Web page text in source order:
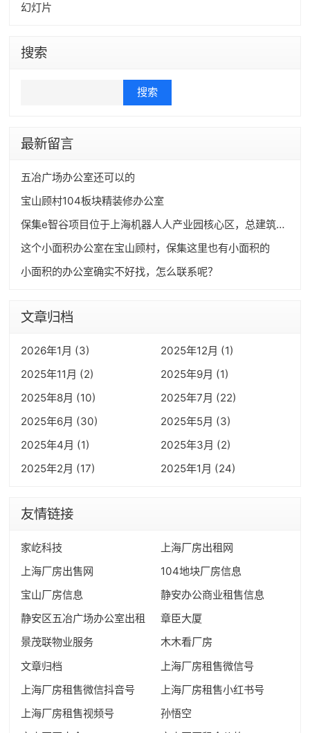
幻灯片
搜索
最新留言
五冶广场办公室还可以的
宝山顾村104板块精装修办公室
保集e智谷项目位于上海机器人人产业园核心区，总建筑面积约30万方，有小面积独栋出售以及小面积精装办公室**。
这个小面积办公室在宝山顾村，保集这里也有小面积的
小面积的办公室确实不好找，怎么联系呢？
文章归档
2026年1月 (3)
2025年12月 (1)
2025年11月 (2)
2025年9月 (1)
2025年8月 (10)
2025年7月 (22)
2025年6月 (30)
2025年5月 (3)
2025年4月 (1)
2025年3月 (2)
2025年2月 (17)
2025年1月 (24)
友情链接
家屹科技
上海厂房出租网
上海厂房出售网
104地块厂房信息
宝山厂房信息
静安办公商业租售信息
静安区五冶广场办公室出租
章臣大厦
景茂联物业服务
木木看厂房
文章归档
上海厂房租售微信号
上海厂房租售微信抖音号
上海厂房租售小红书号
上海厂房租售视频号
孙悟空